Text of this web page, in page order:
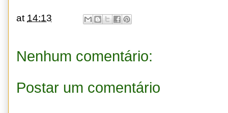
at 14:13
Nenhum comentário:
Postar um comentário